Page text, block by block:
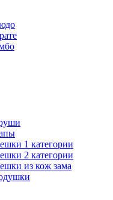
1 категории
2 категории
из кож зама